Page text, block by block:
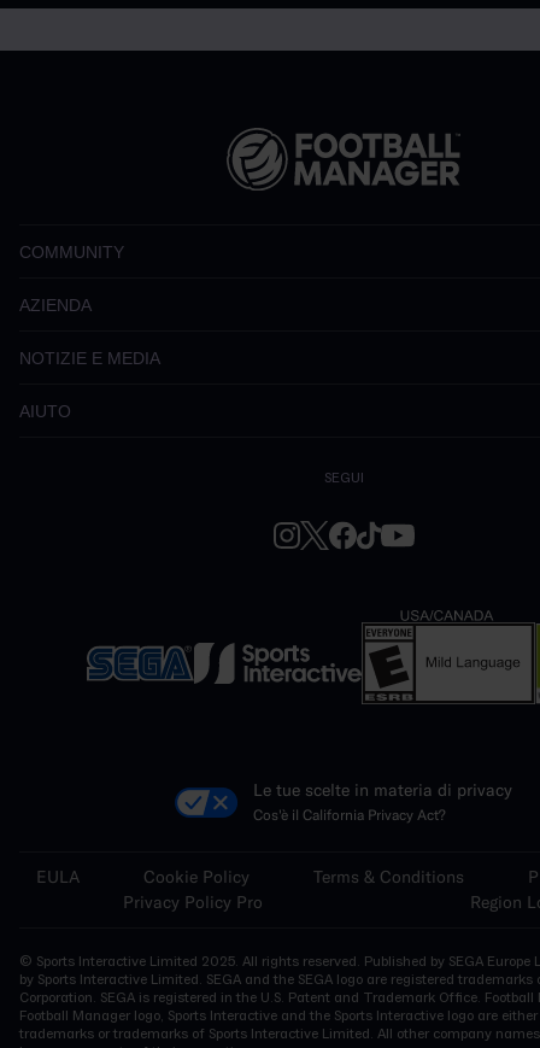
COMMUNITY
AZIENDA
NOTIZIE E MEDIA
AIUTO
SEGUI
Le tue scelte in materia di privacy
Cos'è il California Privacy Act?
EULA Cookie Policy Terms & Conditions
Privacy Policy Pro
Region
© Sports Interactive Limited 2025. All rights reserved. Published by SEGA Europe
by Sports Interactive Limited. SEGA and the SEGA logo are registered trademarks
Corporation. SEGA is registered in the U.S. Patent and Trademark Office. Football
Football Manager logo, Sports Interactive and the Sports Interactive logo are
trademarks or trademarks of Sports Interactive Limited. All other company